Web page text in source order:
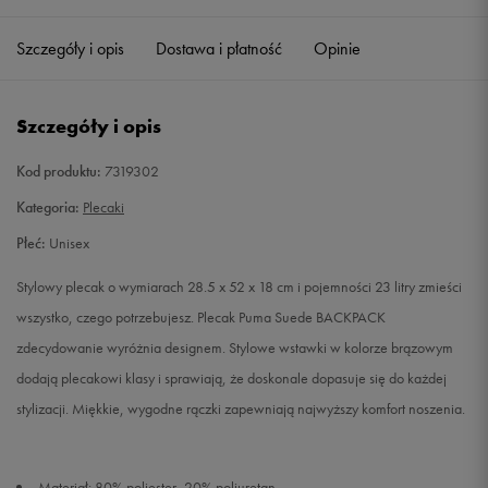
Szczegóły i opis Dostawa i płatność Opinie
Szczegóły i opis
Kod produktu: 7319302
Kategoria: Plecaki
Płeć: Unisex
Stylowy plecak o wymiarach 28.5 x 52 x 18 cm i pojemności 23 litry zmieści
wszystko, czego potrzebujesz. Plecak Puma Suede BACKPACK
zdecydowanie wyróżnia designem. Stylowe wstawki w kolorze brązowym
dodają plecakowi klasy i sprawiają, że doskonale dopasuje się do każdej
stylizacji. Miękkie, wygodne rączki zapewniają najwyższy komfort noszenia.